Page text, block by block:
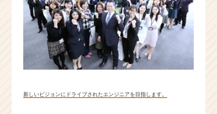
で
取
り
戻
す。
|
ベ
ャ
新しいビジョンにドライブされたエンジニアを目指します。